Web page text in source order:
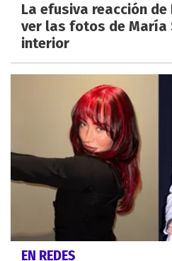
La efusiva reacción de
ver las fotos de María
interior
EN REDES